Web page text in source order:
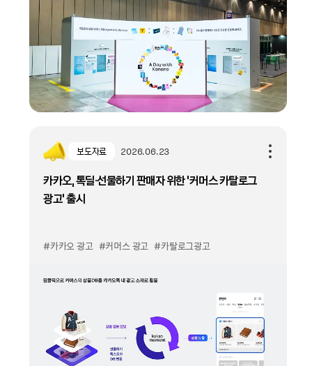
보도자료 2026.06.23
카카오, 톡딜·선물하기 판매자 위한 '커머스 카탈로그
광고' 출시
#카카오 광고 #커머스 광고 #카탈로그광고